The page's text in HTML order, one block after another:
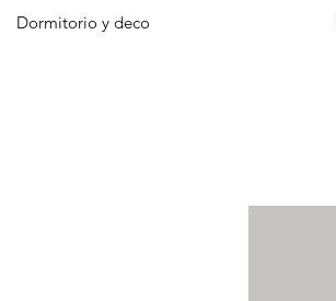
Dormitorio y deco